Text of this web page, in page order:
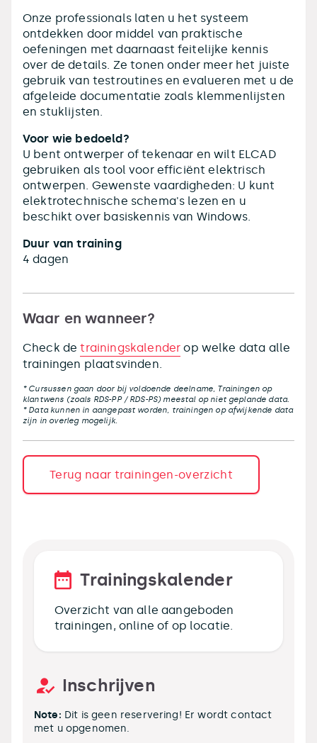
Onze professionals laten u het systeem
ontdekken door middel van praktische
oefeningen met daarnaast feitelijke kennis
over de details. Ze tonen onder meer het juiste
gebruik van testroutines en evalueren met u de
afgeleide documentatie zoals klemmenlijsten
en stuklijsten.
Voor wie bedoeld?
U bent ontwerper of tekenaar en wilt ELCAD
gebruiken als tool voor efficiënt elektrisch
ontwerpen. Gewenste vaardigheden: U kunt
elektrotechnische schema's lezen en u
beschikt over basiskennis van Windows.
Duur van training
4 dagen
Waar en wanneer?
Check detrainingskalender op welke data alle
trainingen plaatsvinden.
* Cursussen gaan door bij voldoende deelname, Trainingen op
klantwens (zoals RDS-PP / RDS-PS) meestal op niet geplande data.
* Data kunnen in aangepast worden, trainingen op afwijkende data
zijn in overleg mogelijk.
Terug naar trainingen-overzicht
Trainingskalender
Overzicht van alle aangeboden
trainingen, online of op locatie.
Inschrijven
Note: Dit is geen reservering! Er wordt contact
met u opgenomen.